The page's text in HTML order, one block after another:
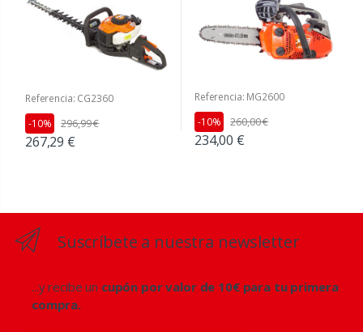
Referencia: CG2360
267,29 €
-10% 296,99 €
Referencia: MG2600
234,00 €
-10% 260,00 €
Suscríbete a nuestra newsletter
...y recibe un cupón por valor de 10€ para tu primera
compra.